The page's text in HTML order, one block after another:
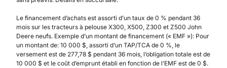
Le financement d’achats est assorti d’un taux de 0 % pendant 36
mois sur les tracteurs à pelouse X300, X500, Z300 et Z500 John
Deere neufs. Exemple d’un montant de financement (« EMF »): Pour
un montant de: 10 000 $, assorti d’un TAP/TCA de 0 %, le
versement est de 277,78 $ pendant 36 mois, l’obligation totale est de
10 000 $ et le coût d’emprunt établi en fonction de l’EMF est de 0 $.